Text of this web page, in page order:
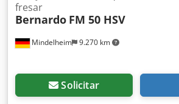
Mindelheim 9.270 km
fresar
Bernardo FM 50 HSV
Solicitar